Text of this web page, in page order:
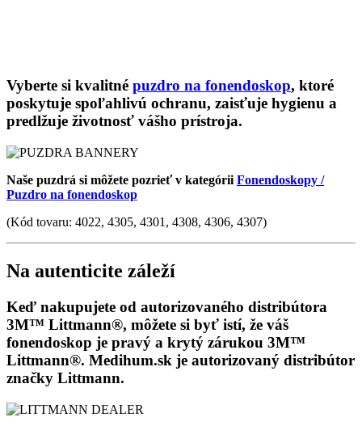
Vyberte si kvalitné puzdro na fonendoskop, ktoré
poskytuje spoľahlivú ochranu, zaisťuje hygienu a
predlžuje životnosť vášho prístroja.
Naše puzdrá si môžete pozrieť v kategórii Fonendoskopy /
Puzdro na fonendoskop
(Kód tovaru: 4022, 4305, 4301, 4308, 4306, 4307)
Na autenticite záleží
Keď nakupujete od autorizovaného distribútora
3M™ Littmann®, môžete si byť istí, že váš
fonendoskop je pravý a krytý zárukou 3M™
Littmann®. Medihum.sk je autorizovaný distribútor
značky Littmann.